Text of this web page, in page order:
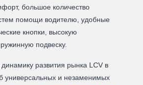
большое количество
помощи водителю, удобные
кнопки, высокую
подвеску.
развития рынка LCV в
универсальных и незаменимых